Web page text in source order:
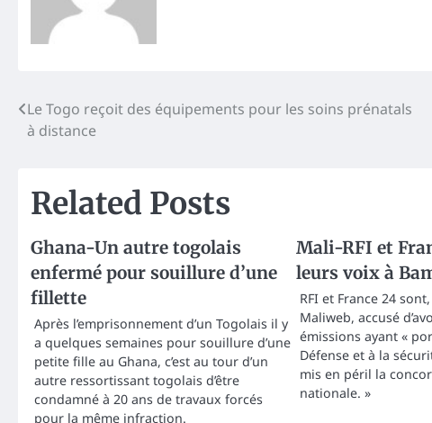
Post
navigation
Le Togo reçoit des équipements pour les soins prénatals
à distance
Related Posts
Ghana-Un autre togolais
enfermé pour souillure d’une
fillette
Après l’emprisonnement d’un Togolais il y
a quelques semaines pour souillure d’une
petite fille au Ghana, c’est au tour d’un
autre ressortissant togolais d’être
condamné à 20 ans de travaux forcés
pour la même infraction.
Mali-RFI et
leurs voix à
RFI et France 24
Maliweb, accusé
émissions ayant «
Défense et à la
mis en péril la
nationale. »